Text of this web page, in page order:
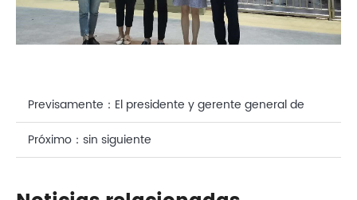
Previsamente： El presidente y gerente general de
nuestra compañía ganó el "Premio al Desarrollo de la
Próximo： sin siguiente